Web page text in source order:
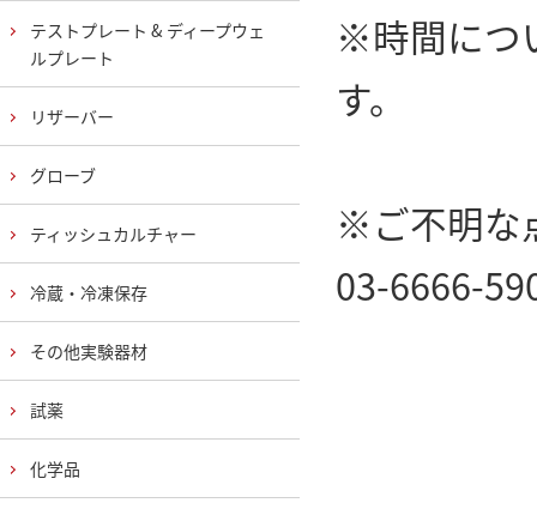
※時間につ
す。
※ご不明な
03-6666-
テストプレート & ディープウェ
ルプレート
リザーバー
グローブ
ティッシュカルチャー
冷蔵・冷凍保存
その他実験器材
試薬
化学品